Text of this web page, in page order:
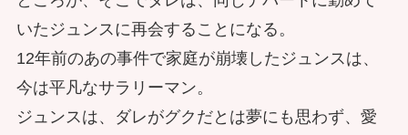
いたジュンスに再会することになる。
12年前のあの事件で家庭が崩壊したジュンスは、
今は平凡なサラリーマン。
ジュンスは、ダレがグクだとは夢にも思わず、愛